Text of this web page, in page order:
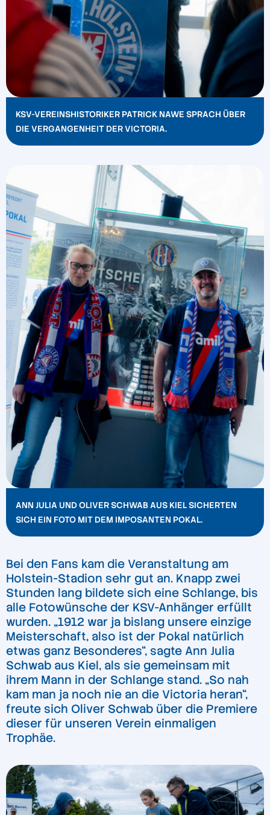
KSV-VEREINSHISTORIKER PATRICK NAWE SPRACH ÜBER
DIE VERGANGENHEIT DER VICTORIA.
ANN JULIA UND OLIVER SCHWAB AUS KIEL SICHERTEN
SICH EIN FOTO MIT DEM IMPOSANTEN POKAL.
Bei den Fans kam die Veranstaltung am
Holstein-Stadion sehr gut an. Knapp zwei
Stunden lang bildete sich eine Schlange, bis
alle Fotowünsche der KSV-Anhänger erfüllt
wurden. „1912 war ja bislang unsere einzige
Meisterschaft, also ist der Pokal natürlich
etwas ganz Besonderes“, sagte Ann Julia
Schwab aus Kiel, als sie gemeinsam mit
ihrem Mann in der Schlange stand. „So nah
kam man ja noch nie an die Victoria heran“,
freute sich Oliver Schwab über die Premiere
dieser für unseren Verein einmaligen
Trophäe.